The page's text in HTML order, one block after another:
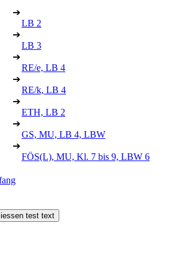
➔
LB 2
➔
LB 3
➔
RE/e, LB 4
➔
RE/k, LB 4
➔
ETH, LB 2
➔
GS, MU, LB 4, LBW
➔
FÖS(L), MU, Kl. 7 bis 9, LBW 6
test text